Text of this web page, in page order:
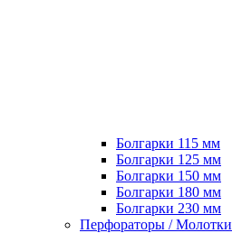
Болгарки 115 мм
Болгарки 125 мм
Болгарки 150 мм
Болгарки 180 мм
Болгарки 230 мм
Перфораторы / Молотки